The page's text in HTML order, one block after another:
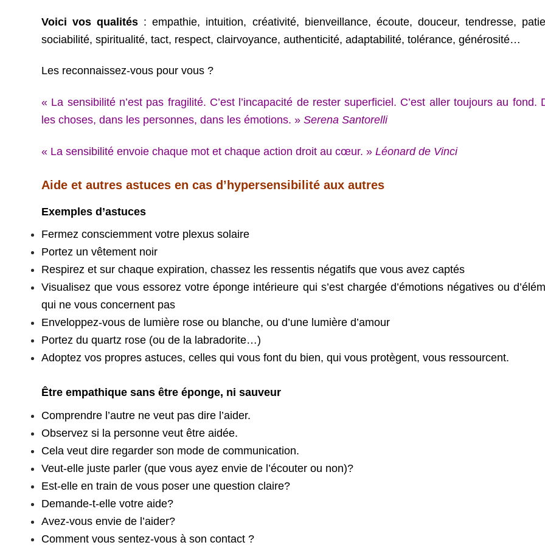
Voici vos qualités : empathie, intuition, créativité, bienveillance, écoute, douceur, tendresse,
sociabilité, spiritualité, tact, respect, clairvoyance, authenticité, adaptabilité, tolérance, générosité…
Les reconnaissez-vous pour vous ?
« La sensibilité n’est pas fragilité. C’est l’incapacité de rester superficiel. C’est aller toujours au fond.
les choses, dans les personnes, dans les émotions. » Serena Santorelli
« La sensibilité envoie chaque mot et chaque action droit au cœur. » Léonard de Vinci
Aide et autres astuces en cas d’hypersensibilité aux autres
Exemples d’astuces
Fermez consciemment votre plexus solaire
Portez un vêtement noir
Respirez et sur chaque expiration, chassez les ressentis négatifs que vous avez captés
Visualisez que vous essorez votre éponge intérieure qui s’est chargée d’émotions négatives ou
qui ne vous concernent pas
Enveloppez-vous de lumière rose ou blanche, ou d’une lumière d’amour
Portez du quartz rose (ou de la labradorite…)
Adoptez vos propres astuces, celles qui vous font du bien, qui vous protègent, vous ressourcent.
Être empathique sans être éponge, ni sauveur
Comprendre l’autre ne veut pas dire l’aider.
Observez si la personne veut être aidée.
Cela veut dire regarder son mode de communication.
Veut-elle juste parler (que vous ayez envie de l’écouter ou non)?
Est-elle en train de vous poser une question claire?
Demande-t-elle votre aide?
Avez-vous envie de l’aider?
Comment vous sentez-vous à son contact ?